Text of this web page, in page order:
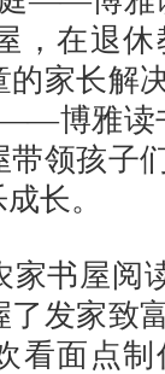
，在退
的家长解
博雅读
带领孩子
长。
书屋阅
了发家致
看面点